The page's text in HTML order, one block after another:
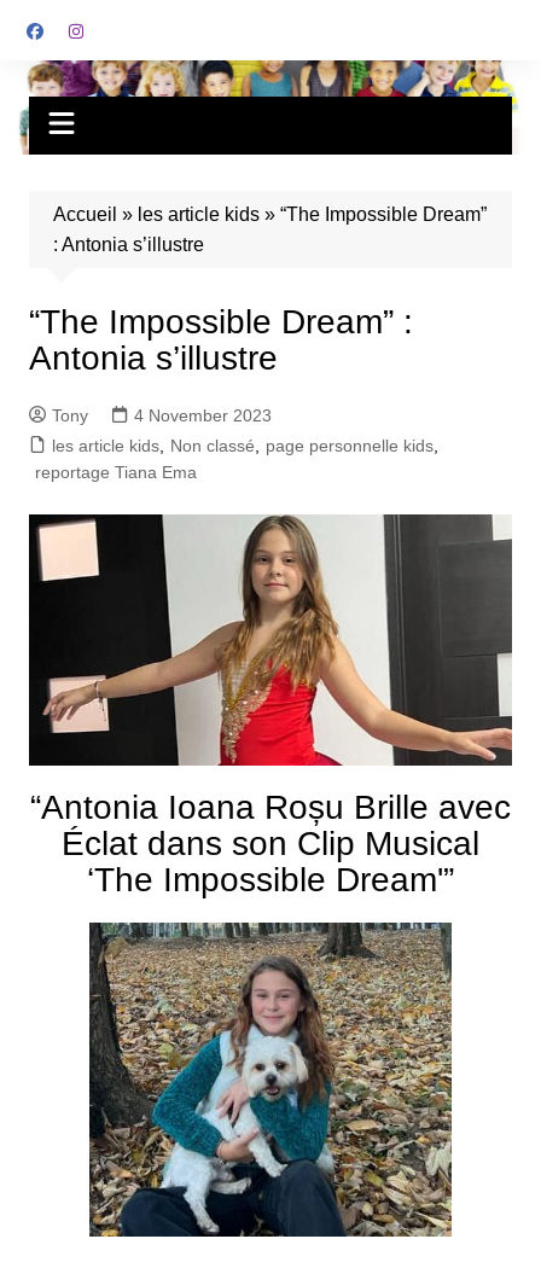
Accueil » les article kids» “The Impossible Dream”
: Antonia s’illustre
“The Impossible Dream” :
Antonia s’illustre
Tony
4 November 2023
les article kids, Non classé page personnelle kids,
reportage Tiana Ema
“Antonia Ioana Roșu Brille avec
Éclat dans son Clip Musical
‘The Impossible Dream'”